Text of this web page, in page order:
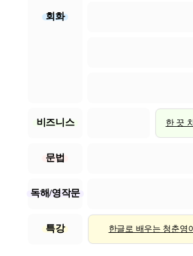
회화
비즈니스 한 끗
문법
독해/영작문
특강 한글로 배우는 청춘영